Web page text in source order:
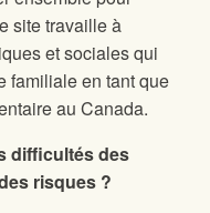
sitetravaille à
et sociales qui
familiale en tant que
au Canada.
difficultés des
risques ?